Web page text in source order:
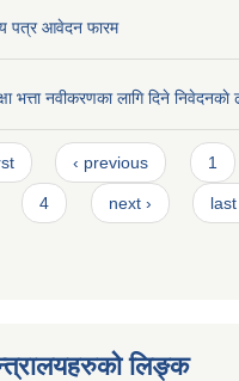
पत्र आवेदन फारम
भत्ता नवीकरणका लागि दिने निवेदनकाे
‹ previous 1
4 next ›
लिङ्‍क